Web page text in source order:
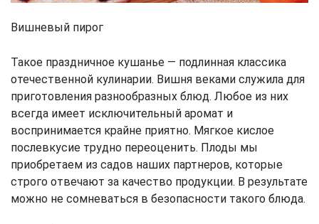
Вишневый пирог
Такое праздничное кушанье — подлинная классика
отечественной кулинарии. Вишня веками служила для
приготовления разнообразных блюд. Любое из них
всегда имеет исключительный аромат и
воспринимается крайне приятно. Мягкое кислое
послевкусие трудно переоценить. Плоды мы
приобретаем из садов наших партнеров, которые
строго отвечают за качество продукции. В результате
можно не сомневаться в безопасности такого блюда.